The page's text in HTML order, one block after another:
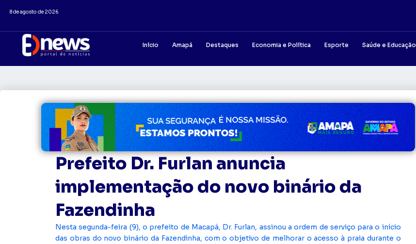
8 de agosto de 2026
Início Amapá Destaques Economia e Política Esporte Saúde e Educação
Prefeito Dr. Furlan anuncia
implementação do novo binário da
Fazendinha
Nesta segunda-feira (9), o prefeito de Macapá, Dr. Furlan, assinou a ordem de serviço para o início
das obras do novo binário da Fazendinha, com o objetivo de melhorar o acesso à praia durante o